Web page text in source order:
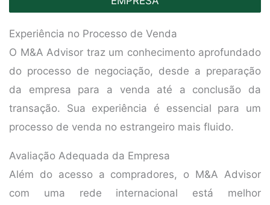
Experiência no Processo de Venda
O M&A Advisor traz um conhecimento aprofundado
do processo de negociação, desde a preparação
da empresa para a venda até a conclusão da
transação. Sua experiência é essencial para um
processo de venda no estrangeiro mais fluido.
Avaliação Adequada da Empresa
Além do acesso a compradores, o M&A Advisor
com uma rede internacional está melhor